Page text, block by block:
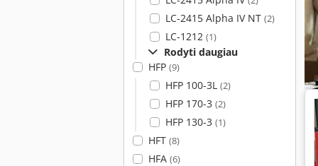
LC-2415 Alpha IV NT (2)
LC-1212 (1)
Rodyti daugiau
HFP (9)
HFP 100-3L (2)
HFP 170-3 (2)
HFP 130-3 (1)
HFT (8)
HFA (6)